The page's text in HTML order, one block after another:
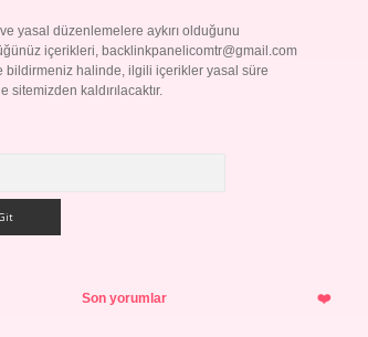
yasal düzenlemelere aykırı olduğunu
içerikleri, backlinkpanelicomtr@gmail.com
bildirmeniz halinde, ilgili içerikler yasal süre
sitemizden kaldırılacaktır.
Son yorumlar